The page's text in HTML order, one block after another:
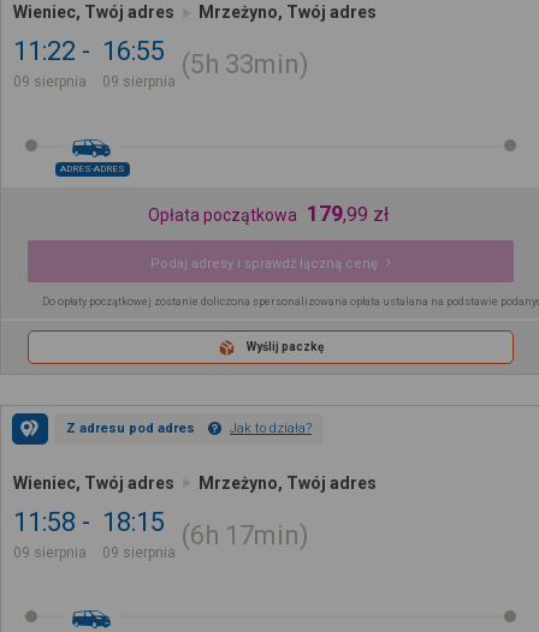
Wieniec, Twój adres Mrzeżyno, Twój adres
11:22
09 sierpnia
16:55
09 sierpnia
5h 33min
ADRES-ADRES
Opłata początkowa 179,99 zł
Podaj adresy i sprawdź łączną cenę
Do opłaty początkowej zostanie doliczona spersonalizowana opłata ustalana na podstawie
Wyślij paczkę
Z adresu pod adres Jak to działa?
Wieniec, Twój adres Mrzeżyno, Twój adres
11:58
09 sierpnia
18:15
09 sierpnia
6h 17min